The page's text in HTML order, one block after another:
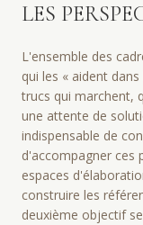
LES
L'ensemble des
qui les « aident
trucs qui marchent,
une attente de
indispensable de
d'accompagner ces
espaces
construire les
deuxième objectif